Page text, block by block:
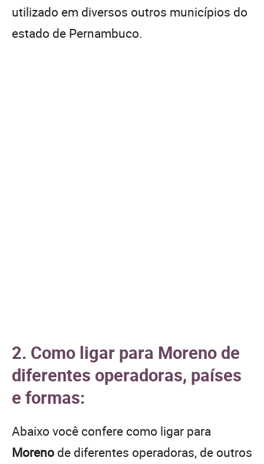
utilizado em diversos outros municípios do
estado de Pernambuco.
2. Como ligar para Moreno de
diferentes operadoras, países
e formas:
Abaixo você confere como ligar para
Moreno de diferentes operadoras, de outros